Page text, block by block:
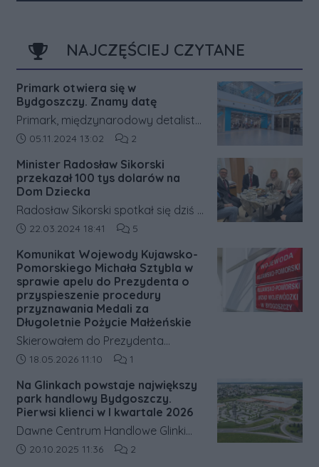
NAJCZĘŚCIEJ CZYTANE
Primark otwiera się w
Bydgoszczy. Znamy datę
Primark, międzynarodowy detalista
odzieżowy, ogłosił datę otwarcia
lokalizacja na północy kraju będzie
znajdować się w bydgoskim
centrum handlowym Zielone
Arkady. Otwarcie zaplanowano na
Data dodania artykułu:
05.11.2024 13:02 Liczba komentarzy artykułu:
2
Minister Radosław Sikorski
przekazał 100 tys dolarów na
Dom Dziecka
Radosław Sikorski spotkał się dziś z
dziećmi oraz kadrą Bydgoskiego
Wychowawczego dla dzieci przy ul.
Traugutta 5.
Data dodania artykułu:
22.03.2024 18:41 Liczba komentarzy artykułu:
5
Komunikat Wojewody Kujawsko-
Pomorskiego Michała Sztybla w
sprawie apelu do Prezydenta o
przyspieszenie procedury
przyznawania Medali za
Długoletnie Pożycie Małżeńskie
Skierowałem do Prezydenta
Rzeczypospolitej Polskiej pismo
czasu oczekiwania na rozpatrzenie
wniosków o nadanie Medali za
Długoletnie Pożycie Małżeńskie.
Data dodania artykułu:
18.05.2026 11:10 Liczba komentarzy artykułu:
1
Na Glinkach powstaje największy
park handlowy Bydgoszczy.
Pierwsi klienci w I kwartale 2026
Dawne Centrum Handlowe Glinki
przechodzi gruntowną przebudowę
Data dodania artykułu:
20.10.2025 11:36 Liczba komentarzy artykułu:
2